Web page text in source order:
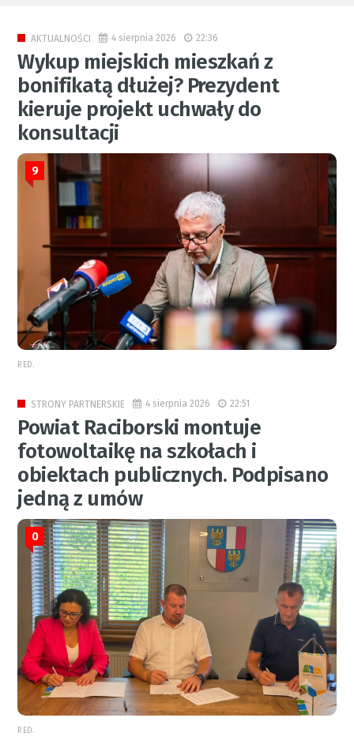
AKTUALNOŚCI 4 sierpnia 2026 22:36
Wykup miejskich mieszkań z
bonifikatą dłużej? Prezydent
kieruje projekt uchwały do
konsultacji
9
RED.
STRONY PARTNERSKIE 4 sierpnia 2026 22:51
Powiat Raciborski montuje
fotowoltaikę na szkołach i
obiektach publicznych. Podpisano
jedną z umów
0
RED.